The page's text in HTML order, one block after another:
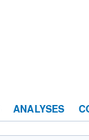
ANALYSES